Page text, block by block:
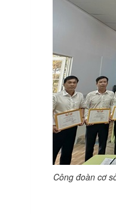
Công đoàn cơ